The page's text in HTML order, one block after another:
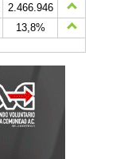
2.466.946
13,8%